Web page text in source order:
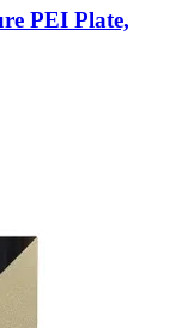
PEI Plate,